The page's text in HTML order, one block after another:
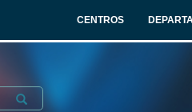
CENTROS
Submit